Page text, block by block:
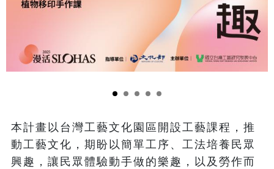
本計畫以台灣工藝文化園區開設工藝課程，推
動工藝文化，期盼以簡單工序、工法培養民眾
興趣，讓民眾體驗動手做的樂趣，以及勞作而